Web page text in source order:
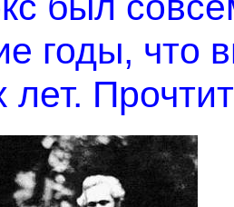
годы, что